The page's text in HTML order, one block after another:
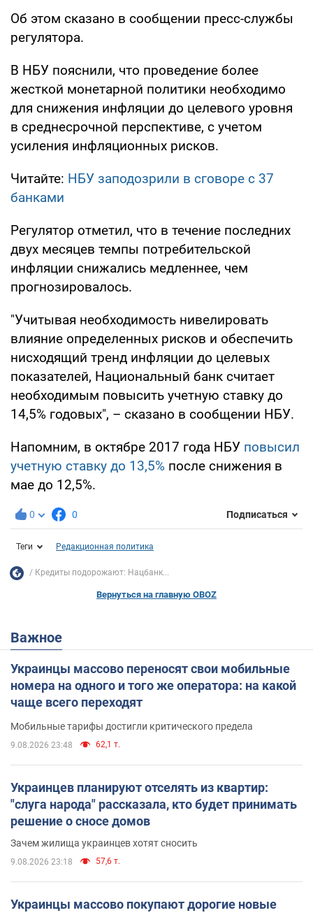
Об этом сказано в сообщении пресс-службы
регулятора.
В НБУ пояснили, что проведение более
жесткой монетарной политики необходимо
для снижения инфляции до целевого уровня
в среднесрочной перспективе, с учетом
усиления инфляционных рисков.
Читайте: НБУ заподозрили в сговоре с 37
банками
Регулятор отметил, что в течение последних
двух месяцев темпы потребительской
инфляции снижались медленнее, чем
прогнозировалось.
"Учитывая необходимость нивелировать
влияние определенных рисков и обеспечить
нисходящий тренд инфляции до целевых
показателей, Национальный банк считает
необходимым повысить учетную ставку до
14,5% годовых", – сказано в сообщении НБУ.
Напомним, в октябре 2017 года НБУ повысил
учетную ставку до 13,5% после снижения в
мае до 12,5%.
0 0 Подписаться
Теги Редакционная политика
Кредиты подорожают: Нацбанк...
Вернуться на главную OBOZ
Важное
Украинцы массово переносят свои мобильные
номера на одного и того же оператора: на какой
чаще всего переходят
Мобильные тарифы достигли критического предела
9.08.2026 23:48 62,1 т.
Украинцев планируют отселять из квартир:
"слуга народа" рассказала, кто будет принимать
решение о сносе домов
Зачем жилища украинцев хотят сносить
9.08.2026 23:18 57,6 т.
Украинцы массово покупают дорогие новые